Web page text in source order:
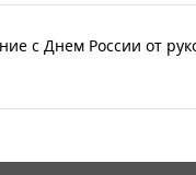
с Днем России от